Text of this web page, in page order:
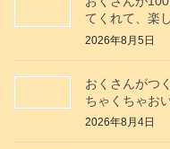
てくれて、楽
2026年8月5日
おくさんがつ
ちゃくちゃお
2026年8月4日